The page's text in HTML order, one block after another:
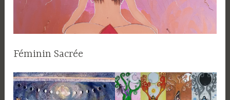
Féminin Sacrée